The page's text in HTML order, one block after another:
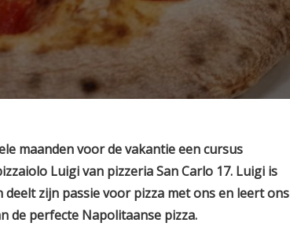
maanden voor de vakantie een cursus
Luigi van pizzeria San Carlo 17. Luigi is
deelt zijn passie voor pizza met ons en leert ons
de perfecte Napolitaanse pizza.